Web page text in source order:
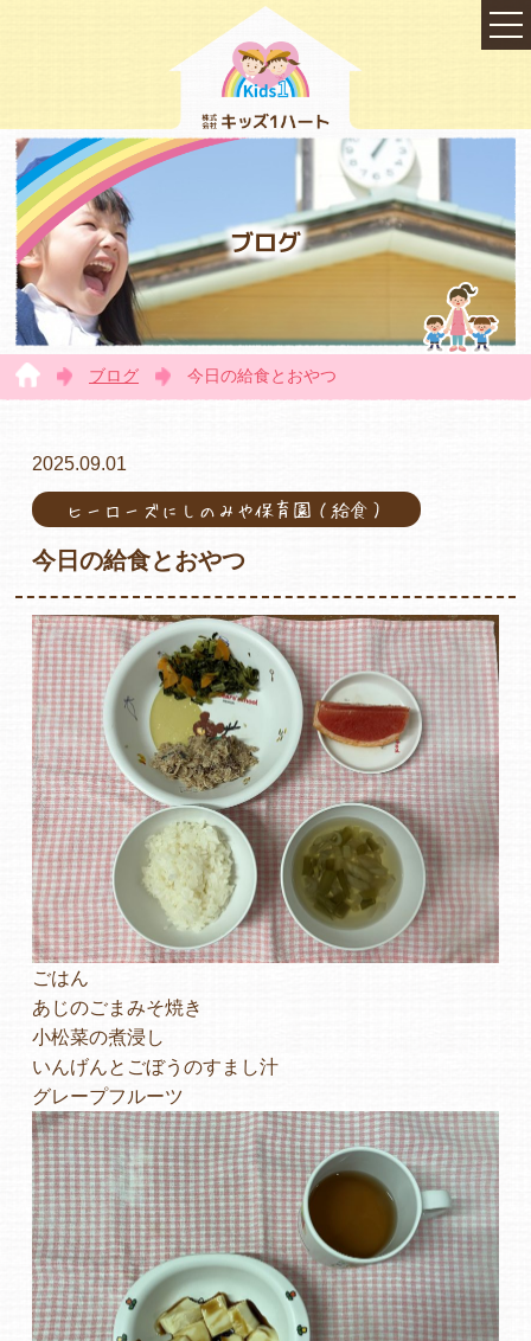
TOP
会社概要
各保育園のご紹介
入園・見学の問い合わせ
在園児保護者の方へ
よくあるご質問
ヒーローズ保育園
ヒーローズきっず園田
ヒーローズにしのみや保育園
ブログ
ブログ 今日の給食とおやつ
2025.09.01
ヒーローズにしのみや保育園（給食）
今日の給食とおやつ
ごはん
あじのごまみそ焼き
小松菜の煮浸し
いんげんとごぼうのすまし汁
グレープフルーツ